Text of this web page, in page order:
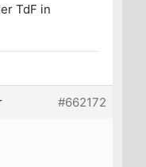
TdF in
#662172